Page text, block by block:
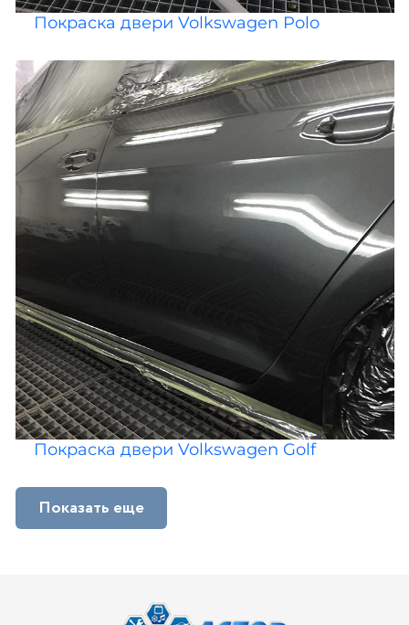
Покраска двери Volkswagen Polo
Покраска двери Volkswagen Golf
Показать еще